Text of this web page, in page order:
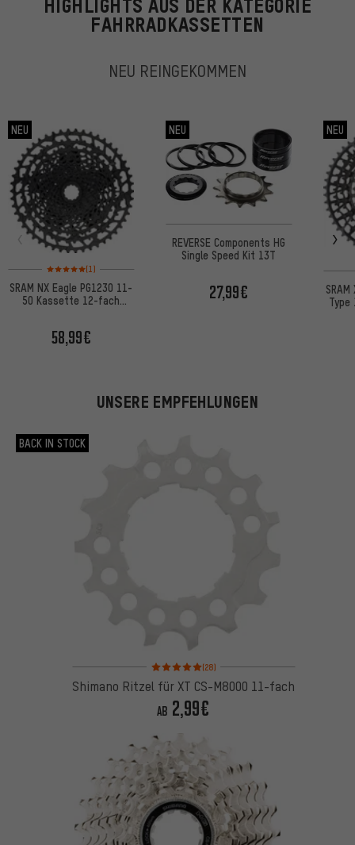
HIGHLIGHTS AUS DER KATEGORIE
FAHRRADKASSETTEN
NEU REINGEKOMMEN
NEU
Bewertungen: 5 von 5 basierend auf 1 Bewertungen
(1)
SRAM NX Eagle PG1230 11-
50 Kassette 12-fach
58,99€
NEU
REVERSE Components HG
Single Speed Kit 13T
27,99€
NEU
UNSERE EMPFEHLUNGEN
BACK IN STOCK
Bewertungen: 5 von 5 basierend auf 28
(28)
Shimano Ritzel für XT CS-M8000 11-fach
AB 2,99€